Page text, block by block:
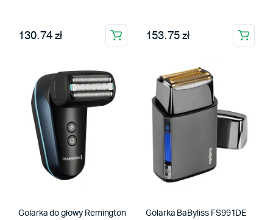
130.74 zł 153.75 zł
Golarka do głowy Remington
Golarka BaByliss FS991DE